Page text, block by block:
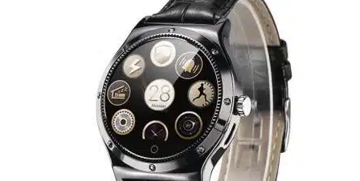
Smartphonetarife
Datentarife
Smartphonetarife
Prepaid-Tarife
Datentarife